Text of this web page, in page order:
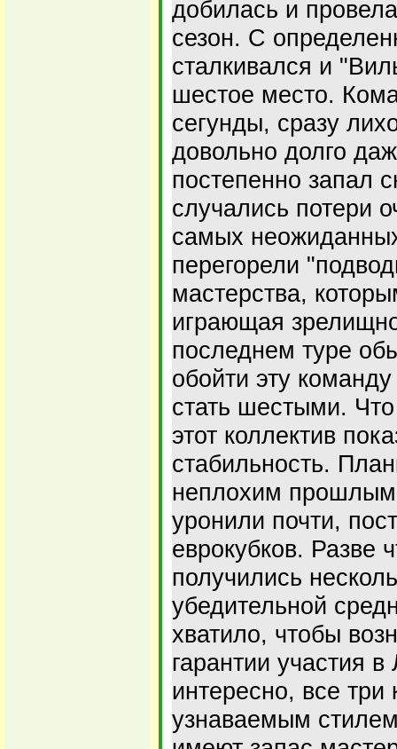
добилась и
сезон. С
сталкивался и
шестое место.
сегунды, сразу
довольно долго
постепенно запал
случались потери
самых
перегорели
мастерства,
играющая
последнем туре
обойти эту
стать шестыми.
этот коллектив
стабильность.
неплохим прошлым
уронили почти,
еврокубков. Разве
получились
убедительной
хватило, чтобы
гарантии участия
интересно, все
узнаваемым